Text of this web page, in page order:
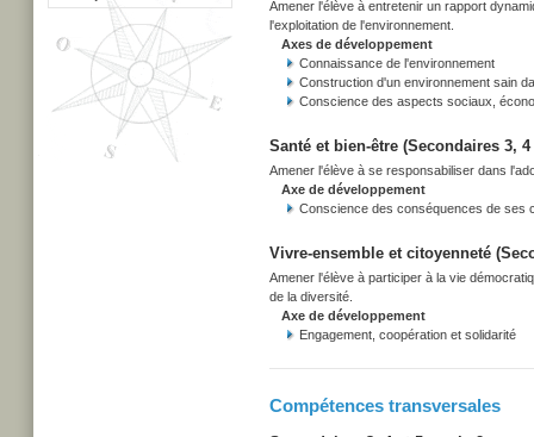
Amener l'élève à entretenir un rapport
l'exploitation de l'environnement.
Axes de développement
Connaissance de l'environnement
Construction d'un environnement sain
Conscience des aspects sociaux,
Santé et bien-être (Secondaires 3,
Amener l'élève à se responsabiliser dans
Axe de développement
Conscience des conséquences de ses
Vivre-ensemble et citoyenneté
Amener l'élève à participer à la vie
de la diversité.
Axe de développement
Engagement, coopération et solidarité
Compétences transversales